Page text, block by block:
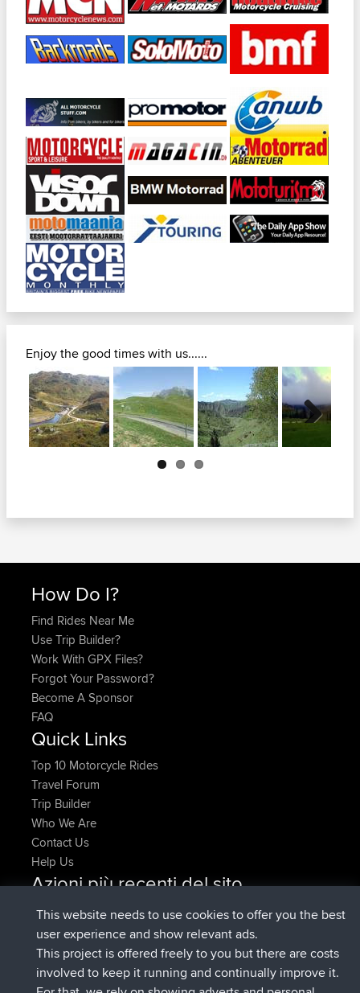
Enjoy the good times with us......
Next
How Do I?
Find Rides Near Me
Use Trip Builder?
Work With GPX Files?
Forgot Your Password?
Become A Sponsor
FAQ
Quick Links
Top 10 Motorcycle Rides
Travel Forum
Trip Builder
Who We Are
Contact Us
Help Us
Azioni più recenti del sito
tmc119added tripUSA 2027 Adesso
Domwomadded tripHolt to Home10 hrs, 1 min fa
Domwomadded tripHome to Holt10 hrs, 7 min fa
Issacsè entrato a far parte diBBR 12 hrs, 45 min fa
pastyrhd è entrato a far parte diBBR19 hrs, 7 min fa
This website needs to use cookies to offer you the best
user experience and show relevant ads.
This project is offered freely to you but there are costs
involved to keep it running and continually improve it.